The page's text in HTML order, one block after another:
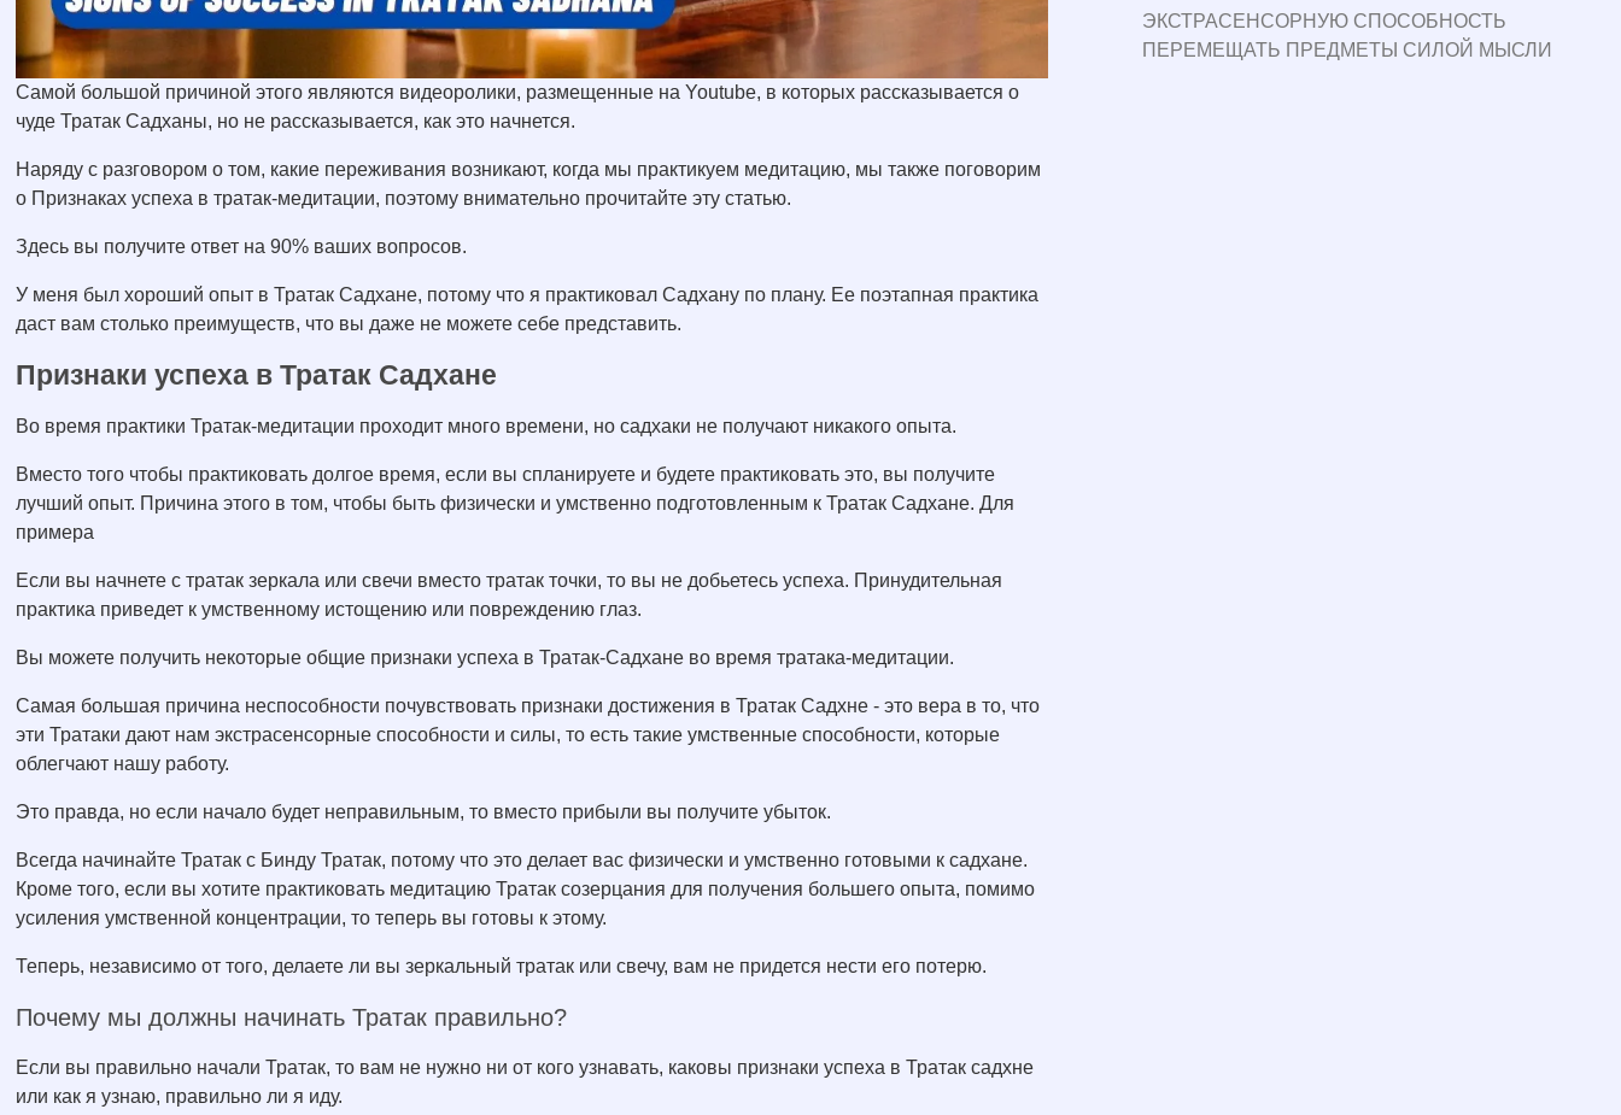
Самой большой причиной этого являются видеоролики, размещенные на Youtube, в которых рассказывается о
чуде Тратак Садханы, но не рассказывается, как это начнется.
Наряду с разговором о том, какие переживания возникают, когда мы практикуем медитацию, мы также поговорим
о Признаках успеха в тратак-медитации, поэтому внимательно прочитайте эту статью.
Здесь вы получите ответ на 90% ваших вопросов.
У меня был хороший опыт в Тратак Садхане, потому что я практиковал Садхану по плану. Ее поэтапная практика
даст вам столько преимуществ, что вы даже не можете себе представить.
Признаки успеха в Тратак Садхане
Во время практики Тратак-медитации проходит много времени, но садхаки не получают никакого опыта.
Вместо того чтобы практиковать долгое время, если вы спланируете и будете практиковать это, вы получите
лучший опыт. Причина этого в том, чтобы быть физически и умственно подготовленным к Тратак Садхане. Для
примера
Если вы начнете с тратак зеркала или свечи вместо тратак точки, то вы не добьетесь успеха. Принудительная
практика приведет к умственному истощению или повреждению глаз.
Вы можете получить некоторые общие признаки успеха в Тратак-Садхане во время тратака-медитации.
Самая большая причина неспособности почувствовать признаки достижения в Тратак Садхне - это вера в то, что
эти Тратаки дают нам экстрасенсорные способности и силы, то есть такие умственные способности, которые
облегчают нашу работу.
Это правда, но если начало будет неправильным, то вместо прибыли вы получите убыток.
Всегда начинайте Тратак с Бинду Тратак, потому что это делает вас физически и умственно готовыми к садхане.
Кроме того, если вы хотите практиковать медитацию Тратак созерцания для получения большего опыта, помимо
усиления умственной концентрации, то теперь вы готовы к этому.
Теперь, независимо от того, делаете ли вы зеркальный тратак или свечу, вам не придется нести его потерю.
Почему мы должны начинать Тратак правильно?
Если вы правильно начали Тратак, то вам не нужно ни от кого узнавать, каковы признаки успеха в Тратак садхне
или как я узнаю, правильно ли я иду.
ЭКСТРАСЕНСОРНУЮ СПОСОБНОСТЬ
ПЕРЕМЕЩАТЬ ПРЕДМЕТЫ СИЛОЙ МЫСЛИ